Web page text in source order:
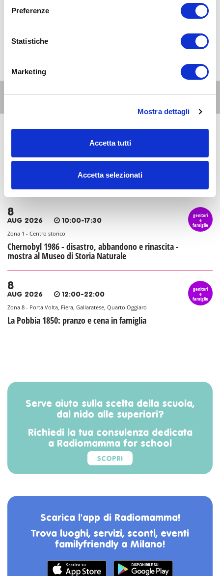
Preferenze
Statistiche
Marketing
Mostra dettagli
Accetta tutti
Accetta selezionati
Altri eventi per questa età
07:30-23:30
Zona 1 - Centro storico
La Conca social bar: aperitivi e cene a misura di
8
AUG 2026 10:00-17:30
Zona 1 - Centro storico
Chernobyl 1986 - disastro, abbandono e rinascita -
mostra al Museo di Storia Naturale
genitori
e
famiglie
8
AUG 2026 12:00-22:00
Zona 8 - Porta Volta, Fiera, Gallaratese, Quarto Oggiaro
La Pobbia 1850: pranzo e cena in famiglia
genitori
e
famiglie
Serve aiuto sulla scelta della scuola,
dal nido alle superiori?
Richiedi la tua consulenza dedicata
a Radiomamma for school
SCOPRI
Scarica l'app di Radiomamma!
Trova luoghi, servizi, sconti, eventi
familyfriendly a Milano!